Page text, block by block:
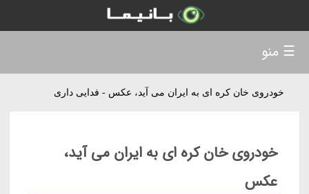
خودروی خان کره ای به ایران می آید، عکس - فدایی داری
خودروی خان کره ای به ایران می آید،
عکس
☰ منو